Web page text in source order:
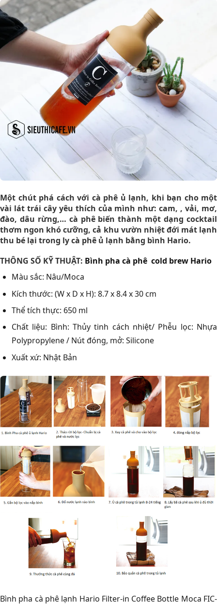
Một chút phá cách với cà phê ủ lạnh, khi bạn cho một
vài lát trái cây yêu thích của mình như: cam, , vải, mơ,
đào, dâu rừng,… cà phê biến thành một dạng cocktail
thơm ngon khó cưỡng, cả khu vườn nhiệt đới mát lạnh
thu bé lại trong ly cà phê ủ lạnh bằng bình Hario.
THÔNG SỐ KỸ THUẬT: Bình pha cà phê cold brew Hario
Màu sắc: Nâu/Moca
Kích thước: (W x D x H): 8.7 x 8.4 x 30 cm
Thể tích thực: 650 ml
Chất liệu: Bình: Thủy tinh cách nhiệt/ Phễu lọc: Nhựa
Polypropylene / Nút đóng, mở: Silicone
Xuất xứ: Nhật Bản
Bình pha cà phê lạnh Hario Filter-in Coffee Bottle Moca FIC-